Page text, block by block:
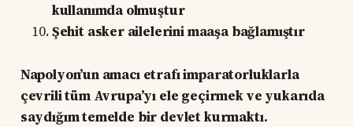
kullanımda olmuştur
Şehit asker ailelerini maaşa bağlamıştır
Napolyon’un amacı etrafı imparatorluklarla
çevrili tüm Avrupa’yı ele geçirmek ve yukarıda
saydığım temelde bir devlet kurmaktı.